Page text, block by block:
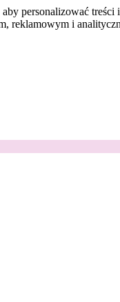
personalizować treści
reklamowym i